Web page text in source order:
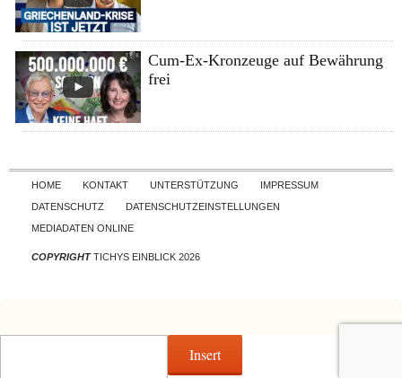
Cum-Ex-Kronzeuge auf Bewährung
frei
Skip to content
HOME KONTAKT UNTERSTÜTZUNG
IMPRESSUM
DATENSCHUTZ
DATENSCHUTZEINSTELLUNGEN
MEDIADATEN ONLINE
COPYRIGHTTICHYS EINBLICK 2026
Insert